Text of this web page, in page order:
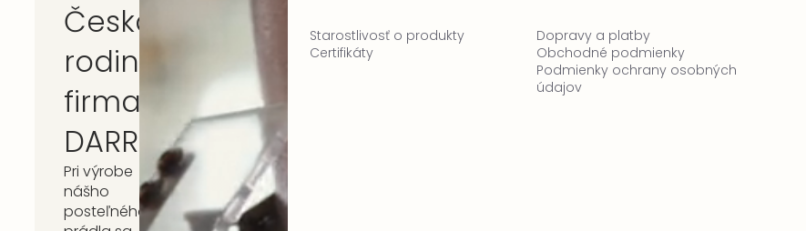
Česká
rodinná
firma
DARRÉ
Pri výrobe
nášho
posteľného
Starostlivosť o produkty
Certifikáty
Dopravy a platby
Obchodné podmienky
Podmienky ochrany osobných
údajov